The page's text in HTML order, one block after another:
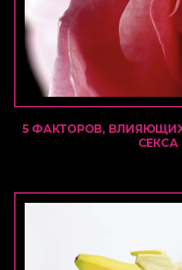
5 ФАКТОРОВ,
СЕКСА